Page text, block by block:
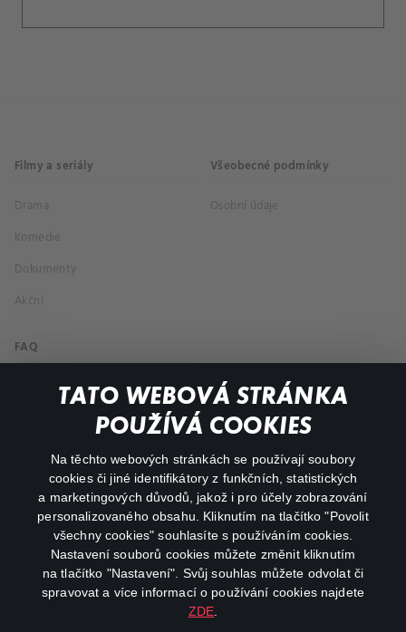
TATO WEBOVÁ STRÁNKA
POUŽÍVÁ COOKIES
Na těchto webových stránkách se používají soubory
cookies či jiné identifikátory z funkčních, statistických
a marketingových důvodů, jakož i pro účely zobrazování
personalizovaného obsahu. Kliknutím na tlačítko "Povolit
všechny cookies" souhlasíte s používáním cookies.
Nastavení souborů cookies můžete změnit kliknutím
na tlačítko "Nastavení". Svůj souhlas můžete odvolat či
spravovat a více informací o používání cookies najdete
ZDE
Filmy a seriály
Drama
Komedie
Dokumenty
Akční
Všeobecné podmínky
Osobní údaje
FAQ
Můj účet
Důležité odkazy
facebookinstagram
youtube